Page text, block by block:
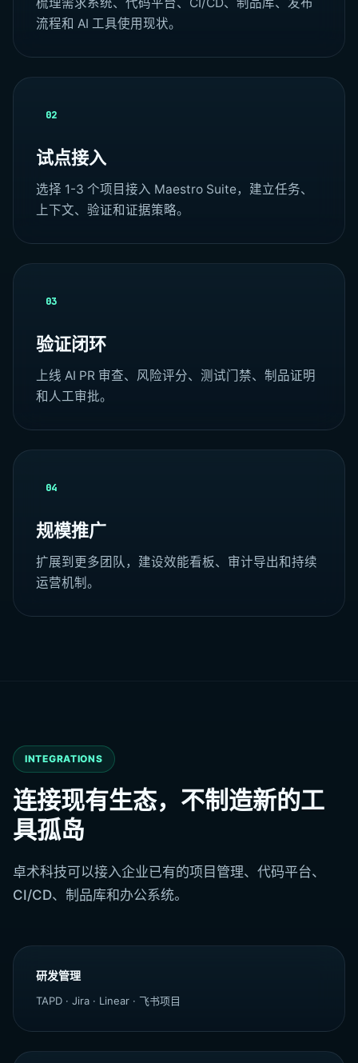
流程和 AI 工具使用现状。
02
试点接入
选择 1-3 个项目接入 Maestro Suite，建立任务、
上下文、验证和证据策略。
03
验证闭环
上线 AI PR 审查、风险评分、测试门禁、制品证明
和人工审批。
04
规模推广
扩展到更多团队，建设效能看板、审计导出和持续
运营机制。
INTEGRATIONS
连接现有生态，不制造新的工
具孤岛
卓术科技可以接入企业已有的项目管理、代码平台、
CI/CD、制品库和办公系统。
研发管理
TAPD · Jira · Linear · 飞书项目